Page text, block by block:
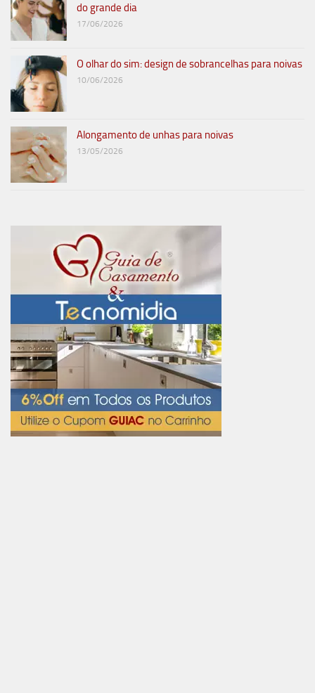
do grande dia
17/06/2026
O olhar do sim: design de sobrancelhas para noivas
10/06/2026
Alongamento de unhas para noivas
13/05/2026